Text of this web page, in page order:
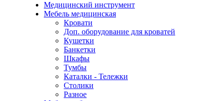
Медицинский инструмент
Мебель медицинская
Кровати
Доп. оборудование для кроватей
Кушетки
Банкетки
Шкафы
Тумбы
Каталки - Тележки
Столики
Разное